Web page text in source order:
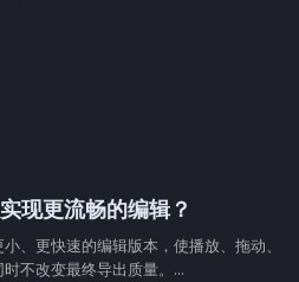
现更流畅的编辑？
、更快速的编辑版本，使播放、拖动、
不改变最终导出质量。...